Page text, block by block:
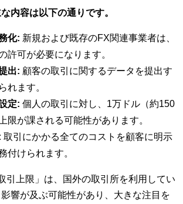
内容は以下の通りです。
化: 新規および既存のFX関連事業者は、
許可が必要になります。
出: 顧客の取引に関するデータを提出す
れます。
定: 個人の取引に対し、1万ドル（約150
限が課される可能性があります。
取引にかかる全てのコストを顧客に明示
付けられます。
引上限」は、国外の取引所を利用してい
響が及ぶ可能性があり、大きな注目を